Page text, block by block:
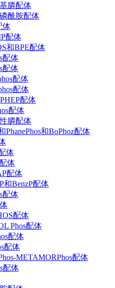
膦配体
酰胺配体
体
配体
和BPE配体
配体
配体
配体
配体
配体
配体
膦配体
PhanePhos和BoPhoz配体
体
体
配体
和BenzP配体
配体
配体
Phos配体
配体
配体
METAMORPhos配体
配体